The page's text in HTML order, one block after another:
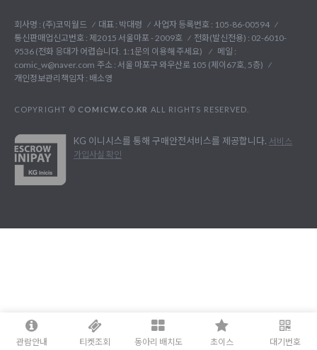
관람안내 티켓조회 동아리 배치도 초이스 대기번호
회사명 : (주)코믹월드 대표 : 박대령
사업자 등록번호 : 105-86-00594
통신판매업신고번호 : 제2015 서울마포 - 2009호
전화(발신전용) : 02-6010-
9536 (전화 응대가 어렵습니다. 1:1문의 이용해 주세요)
메일 :
comic_w@naver.com 주소 : 서울 마포구 와우산로 105 (제이67호, 5층)
개인정보관리책임자 : 배소영
COPYRIGHT © COMICW.CO.KR ALL RIGHTS RESERVED.
KG 이니시스를 통해 구매안전서비스를 제공합니다. 서비스
가입사실 확인